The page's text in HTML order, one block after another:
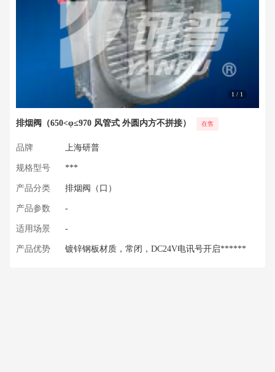
1 / 1
排烟阀（650<φ≤970 风管式 外圆内方不拼接） 在售
品牌 上海研普
规格型号 ***
产品分类 排烟阀（口）
产品参数 -
适用场景 -
产品优势 镀锌钢板材质，常闭，DC24V电讯号开启******